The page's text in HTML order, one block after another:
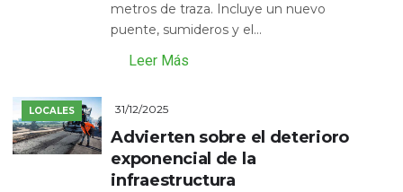
metros de traza. Incluye un nuevo
puente, sumideros y el...
Leer Más
LOCALES 31/12/2025
Advierten sobre el deterioro
exponencial de la
infraestructura